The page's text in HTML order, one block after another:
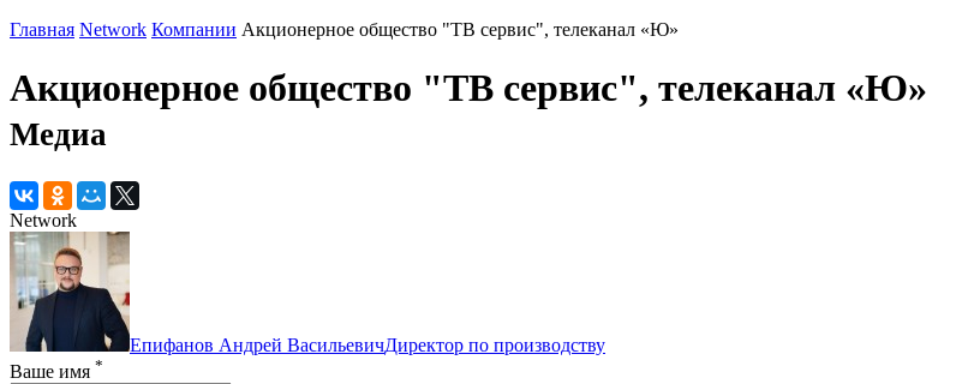
Главная Network Компании Акционерное общество "ТВ сервис", телеканал «Ю»
Акционерное общество "ТВ сервис", телеканал «Ю»
Медиа
Network
Епифанов Андрей ВасильевичДиректор по производству
Ваше имя *